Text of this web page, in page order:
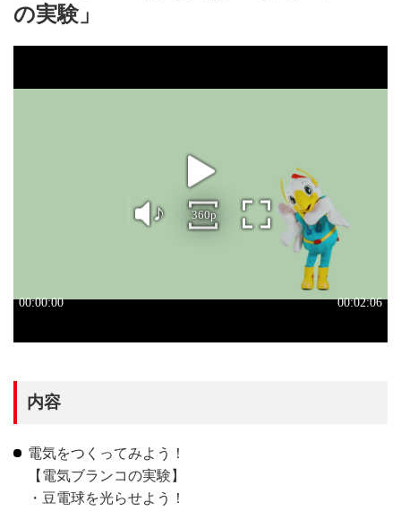
の実験」
内容
電気をつくってみよう！
【電気ブランコの実験】
豆電球を光らせよう！